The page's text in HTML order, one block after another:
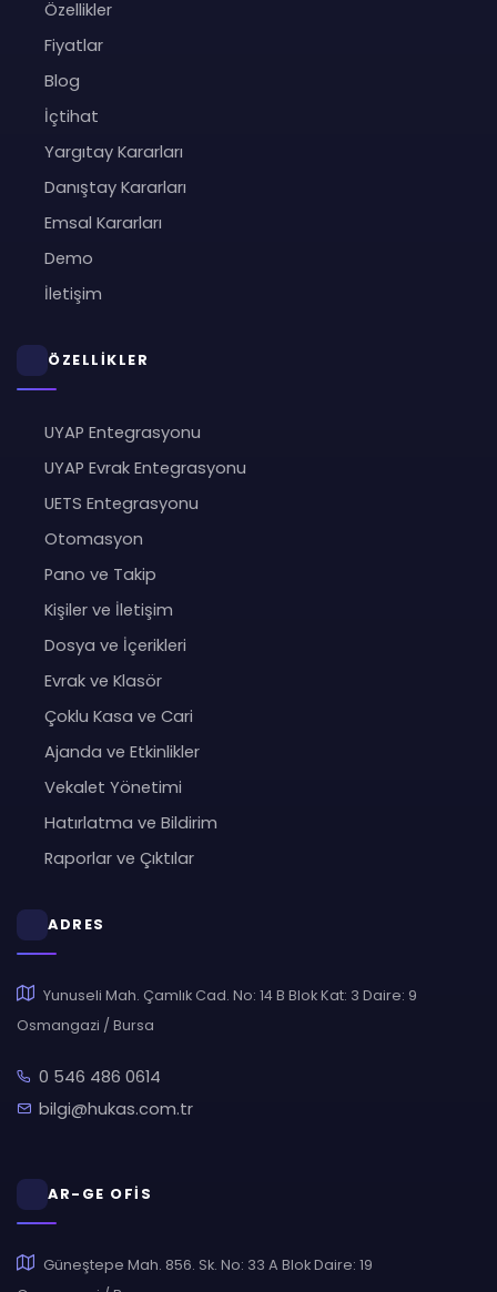
Özellikler
Fiyatlar
Blog
İçtihat
Yargıtay Kararları
Danıştay Kararları
Emsal Kararları
Demo
İletişim
ÖZELLİKLER
UYAP Entegrasyonu
UYAP Evrak Entegrasyonu
UETS Entegrasyonu
Otomasyon
Pano ve Takip
Kişiler ve İletişim
Dosya ve İçerikleri
Evrak ve Klasör
Çoklu Kasa ve Cari
Ajanda ve Etkinlikler
Vekalet Yönetimi
Hatırlatma ve Bildirim
Raporlar ve Çıktılar
ADRES
Yunuseli Mah. Çamlık Cad. No: 14 B Blok Kat: 3 Daire: 9
Osmangazi / Bursa
0 546 486 0614
bilgi@hukas.com.tr
AR-GE OFİS
Güneştepe Mah. 856. Sk. No: 33 A Blok Daire: 19